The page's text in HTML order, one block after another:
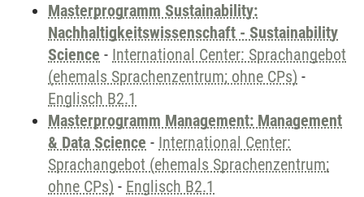
Masterprogramm Sustainability:
Nachhaltigkeitswissenschaft - Sustainability
Science - International Center: Sprachangebot
(ehemals Sprachenzentrum; ohne CPs) -
Englisch B2.1
Masterprogramm Management: Management
& Data Science - International Center:
Sprachangebot (ehemals Sprachenzentrum;
ohne CPs) - Englisch B2.1